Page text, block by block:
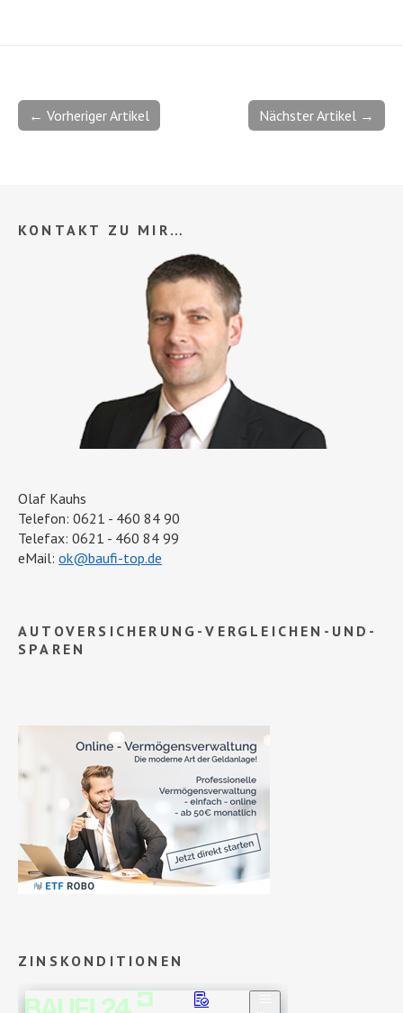
Nächster Artikel →
← Vorheriger Artikel
KONTAKT ZU MIR…
Olaf Kauhs
Telefon: 0621 - 460 84 90
Telefax: 0621 - 460 84 99
eMail: ok@baufi-top.de
AUTOVERSICHERUNG-VERGLEICHEN-UND-
SPAREN
ZINSKONDITIONEN